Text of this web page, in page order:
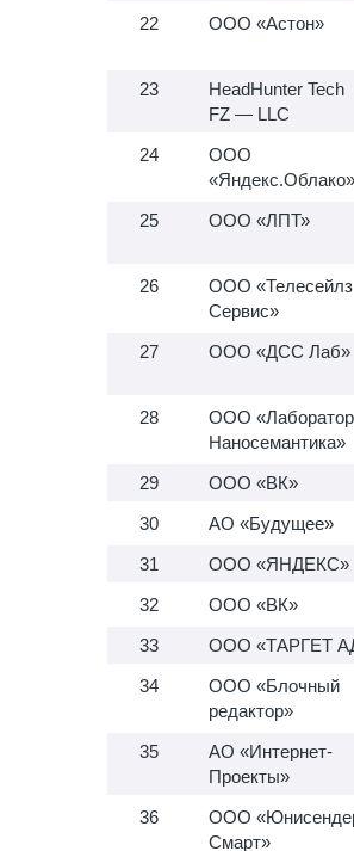
ООО «Астон»
HeadHunter Tech
FZ — LLC
ООО
«Яндекс.Облако»
ООО «ЛПТ»
ООО «Телесейлз
Сервис»
ООО «ДСС Лаб»
ООО
Наносемантика»
ООО «ВК»
АО «Будущее»
ООО «ЯНДЕКС»
ООО «ВК»
ООО «ТАРГЕТ
ООО «Блочный
редактор»
АО «Интернет-
Проекты»
ООО
Смарт»